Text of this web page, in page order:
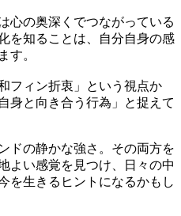
心の奥深くでつながっている
を知ることは、自分自身の感
す。
フィン折衷」という視点か
身と向き合う行為」と捉えて
ドの静かな強さ。その両方を
よい感覚を見つけ、日々の中
を生きるヒントになるかもし